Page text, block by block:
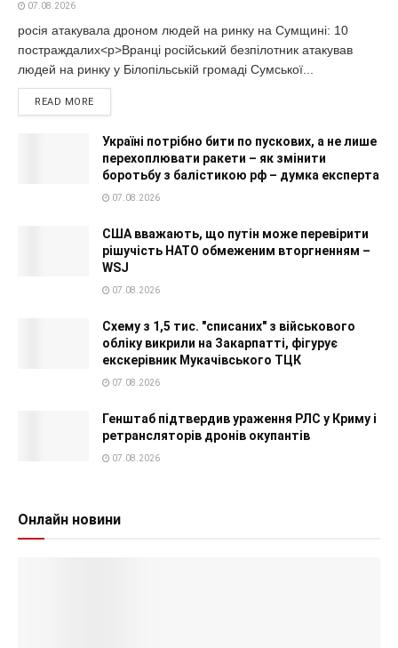
07.08.2026
росія атакувала дроном людей на ринку на Сумщині: 10
постраждалих<p>Вранці російський безпілотник атакував
людей на ринку у Білопільській громаді Сумської...
READ MORE
Україні потрібно бити по пускових, а не лише
перехоплювати ракети – як змінити
боротьбу з балістикою рф – думка експерта
07.08.2026
США вважають, що путін може перевірити
рішучість НАТО обмеженим вторгненням –
WSJ
07.08.2026
Схему з 1,5 тис. "списаних" з військового
обліку викрили на Закарпатті, фігурує
екскерівник Мукачівського ТЦК
07.08.2026
Генштаб підтвердив ураження РЛС у Криму і
ретрансляторів дронів окупантів
07.08.2026
Онлайн новини